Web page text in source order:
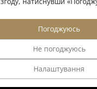
Сайт створено вSago Group
Налаштування
Не погоджуюсь
Погоджуюсь